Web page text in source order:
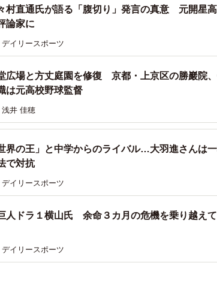
村直通氏が語る「腹切り」発言の真意 元開星
論家に
デイリースポーツ
広場と方丈庭園を修復 京都・上京区の勝巖院
は元高校野球監督
浅井 佳穂
界の王」と中学からのライバル…大羽進さんは
で対抗
デイリースポーツ
人ドラ１横山氏 余命３カ月の危機を乗り越え
デイリースポーツ